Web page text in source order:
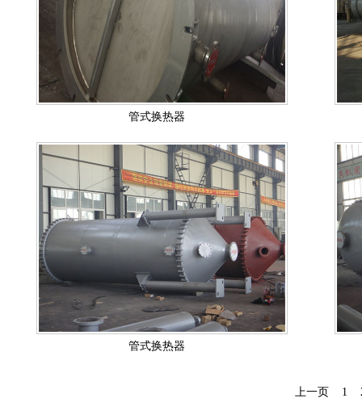
管式换热器
管式换热器
上一页 1